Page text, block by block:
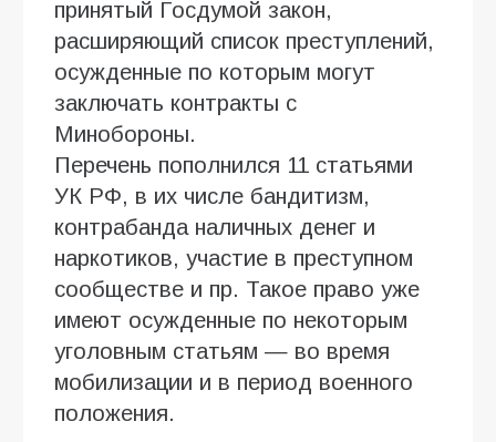
принятый Госдумой закон,
расширяющий список преступлений,
осужденные по которым могут
заключать контракты с
Минобороны.
Перечень пополнился 11 статьями
УК РФ, в их числе бандитизм,
контрабанда наличных денег и
наркотиков, участие в преступном
сообществе и пр. Такое право уже
имеют осужденные по некоторым
уголовным статьям — во время
мобилизации и в период военного
положения.